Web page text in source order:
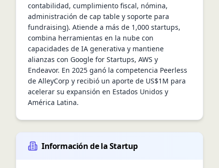
contabilidad, cumplimiento fiscal, nómina,
administración de cap table y soporte para
fundraising). Atiende a más de 1,000 startups,
combina herramientas en la nube con
capacidades de IA generativa y mantiene
alianzas con Google for Startups, AWS y
Endeavor. En 2025 ganó la competencia Peerless
de AlleyCorp y recibió un aporte de US$1M para
acelerar su expansión en Estados Unidos y
América Latina.
Información de la Startup